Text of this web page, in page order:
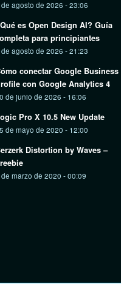
agosto de 2026 - 23:06
es Open Design AI? Guía
para principiantes
agosto de 2026 - 21:23
conectar Google Business
con Google Analytics 4
de junio de 2026 - 16:06
Pro X 10.5 New Update
de mayo de 2020 - 12:00
Distortion by Waves –
marzo de 2020 - 00:09